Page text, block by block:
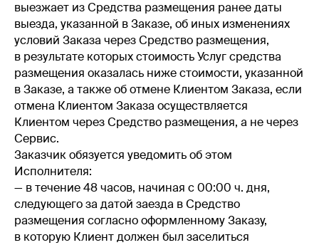
выезжает из Средства размещения ранее даты
выезда, указанной в Заказе, об иных изменениях
условий Заказа через Средство размещения,
в результате которых стоимость Услуг средства
размещения оказалась ниже стоимости, указанной
в Заказе, а также об отмене Клиентом Заказа, если
отмена Клиентом Заказа осуществляется
Клиентом через Средство размещения, а не через
Сервис.
Заказчик обязуется уведомить об этом
Исполнителя:
— в течение 48 часов, начиная с 00:00 ч. дня,
следующего за датой заезда в Средство
размещения согласно оформленному Заказу,
в которую Клиент должен был заселиться